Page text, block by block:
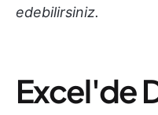
edebilirsiniz.
Excel'de